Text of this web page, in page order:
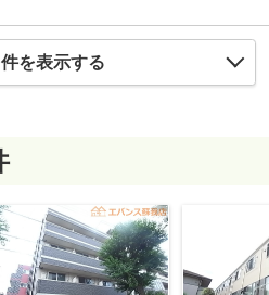
件を表示する